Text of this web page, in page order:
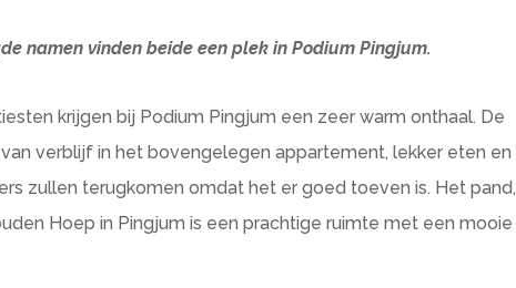
namen vinden beide een plek in Podium Pingjum.
krijgen bij Podium Pingjum een zeer warm onthaal. De
verblijf in het bovengelegen appartement, lekker eten en
zullen terugkomen omdat het er goed toeven is. Het pand,
Hoep in Pingjum is een prachtige ruimte met een mooie